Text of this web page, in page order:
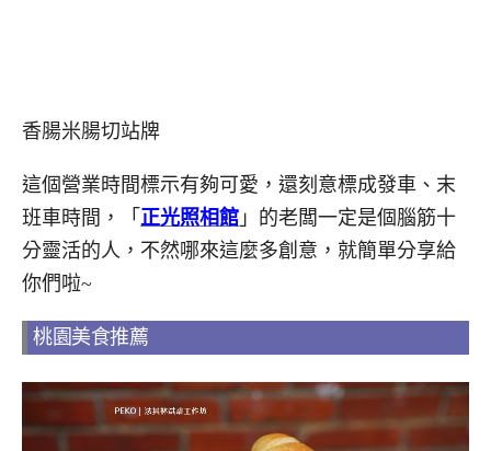
香腸米腸切站牌
這個營業時間標示有夠可愛，還刻意標成發車、末
班車時間，「 正光照相館 」的老闆一定是個腦筋十
分靈活的人，不然哪來這麼多創意，就簡單分享給
你們啦~
桃園美食推薦